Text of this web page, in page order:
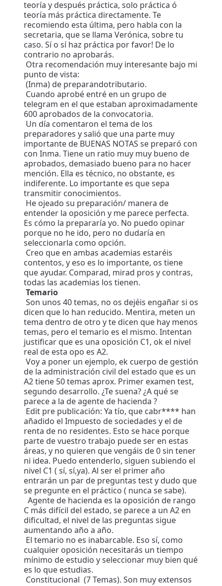
teoría y después práctica, solo práctica ó
teoría más práctica directamente. Te
recomiendo esta última, pero habla con la
secretaria, que se llama Verónica, sobre tu
caso. Sí o sí haz práctica por favor! De lo
contrario no aprobarás.
Otra recomendación muy interesante bajo mi
punto de vista:
(Inma) de preparandotributario.
Cuando aprobé entré en un grupo de
telegram en el que estaban aproximadamente
600 aprobados de la convocatoria.
Un día comentaron el tema de los
preparadores y salió que una parte muy
importante de BUENAS NOTAS se preparó con
con Inma. Tiene un ratio muy muy bueno de
aprobados, demasiado bueno para no hacer
mención. Ella es técnico, no obstante, es
indiferente. Lo importante es que sepa
transmitir conocimientos.
He ojeado su preparación/ manera de
entender la oposición y me parece perfecta.
Es cómo la prepararía yo. No puedo opinar
porque no he ido, pero no dudaría en
seleccionarla como opción.
Creo que en ambas academias estaréis
contentos, y eso es lo importante, os tiene
que ayudar. Comparad, mirad pros y contras,
todas las academias los tienen.
Temario
Son unos 40 temas, no os dejéis engañar si os
dicen que lo han reducido. Mentira, meten un
tema dentro de otro y te dicen que hay menos
temas, pero el temario es el mismo. Intentan
justificar que es una oposición C1, ok el nivel
real de esta opo es A2.
Voy a poner un ejemplo, ek cuerpo de gestión
de la administración civil del estado que es un
A2 tiene 50 temas aprox. Primer examen test,
segundo desarrollo. ¿Te suena? ¿A qué se
parece a la de agente de hacienda ?
Edit pre publicación: Ya tío, que cabr**** han
añadido el Impuesto de sociedades y el de
renta de no residentes. Esto se hace porque
parte de vuestro trabajo puede ser en estas
áreas, y no quieren que vengáis de 0 sin tener
ni idea. Puedo entenderlo, siguen subiendo el
nivel C1 ( sí, sí,ya). Al ser el primer año
entrarán un par de preguntas test y dudo que
se pregunte en el práctico ( nunca se sabe).
Agente de hacienda es la oposición de rango
C más difícil del estado, se parece a un A2 en
dificultad, el nivel de las preguntas sigue
aumentando año a año.
El temario no es inabarcable. Eso sí, como
cualquier oposición necesitarás un tiempo
mínimo de estudio y seleccionar muy bien qué
es lo que estudias.
Constitucional (7 Temas). Son muy extensos